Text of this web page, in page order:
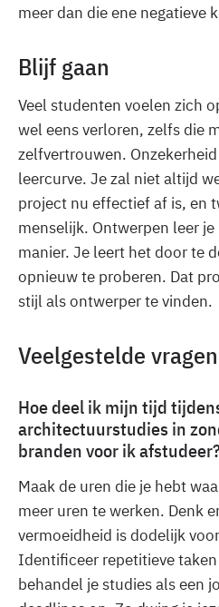
meer dan die ene negatieve
Blijf gaan
Veel studenten voelen zich
wel eens verloren, zelfs die
zelfvertrouwen.
leercurve. Je zal niet altijd
project nu effectief af is, en
menselijk. Ontwerpen leer
manier. Je leert het door te
opnieuw te proberen. Dat
stijl als ontwerper te vinden.
Veelgestelde vragen
Hoe deel ik mijn tijd
architectuurstudies in
branden voor ik
Maak de uren die je hebt
meer uren te werken. Denk
vermoeidheid is dodelijk
Identificeer repetitieve
behandel je studies als een